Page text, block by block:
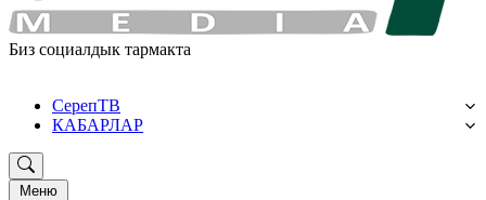
Биз социалдык тармакта
СерепТВ
КАБАРЛАР
Меню